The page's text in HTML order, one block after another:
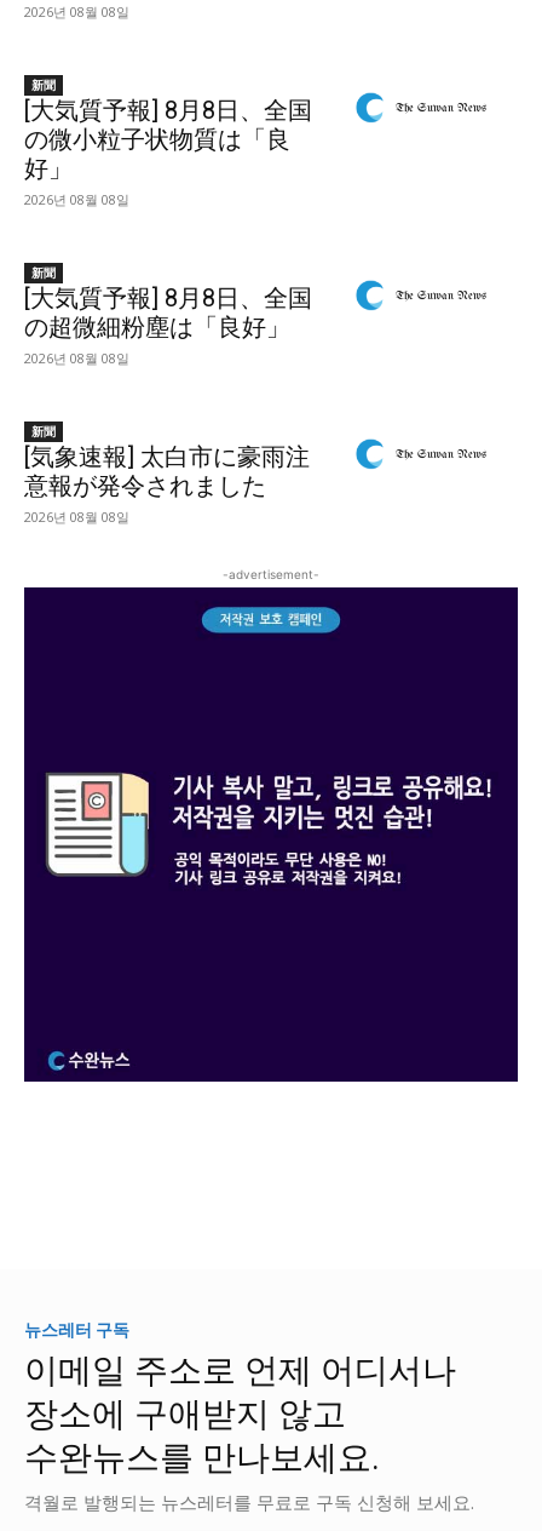
2026년 08월 08일
新聞
[大気質予報] 8月8日、全国
の微小粒子状物質は「良
好」
2026년 08월 08일
新聞
[大気質予報] 8月8日、全国
の超微細粉塵は「良好」
2026년 08월 08일
新聞
[気象速報] 太白市に豪雨注
意報が発令されました
2026년 08월 08일
-advertisement-
뉴스레터 구독
이메일 주소로 언제 어디서나
장소에 구애받지 않고
수완뉴스를 만나보세요.
격월로 발행되는 뉴스레터를 무료로 구독 신청해 보세요.